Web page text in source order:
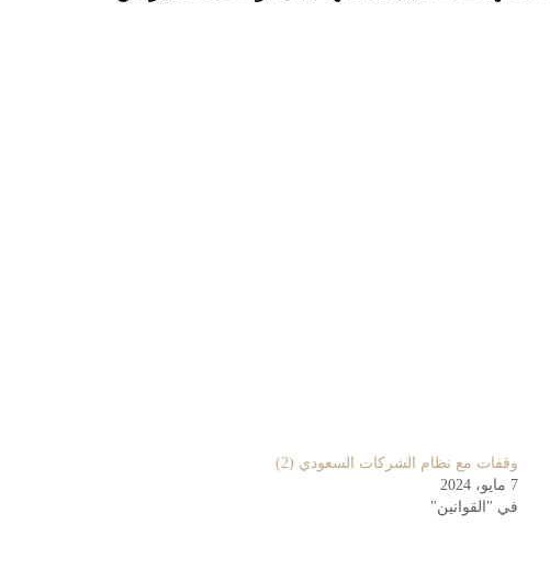
وقفات مع نظام الشركات السعودي (2)
7 مايو، 2024
في "القوانين"